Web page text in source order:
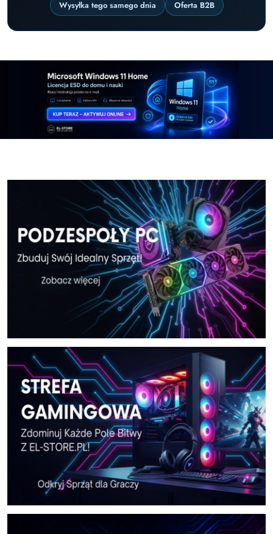
Wysyłka tego samego dnia
Oferta B2B
Pomiń karuzelę promocyjną